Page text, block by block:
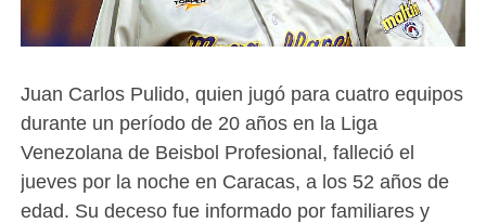
Juan Carlos Pulido, quien jugó para cuatro equipos
durante un período de 20 años en la Liga
Venezolana de Beisbol Profesional, falleció el
jueves por la noche en Caracas, a los 52 años de
edad. Su deceso fue informado por familiares y